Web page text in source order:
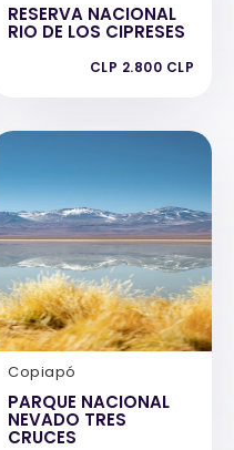
RESERVA NACIONAL
RIO DE LOS CIPRESES
CLP 2.800 CLP
Copiapó
PARQUE NACIONAL
NEVADO TRES
CRUCES